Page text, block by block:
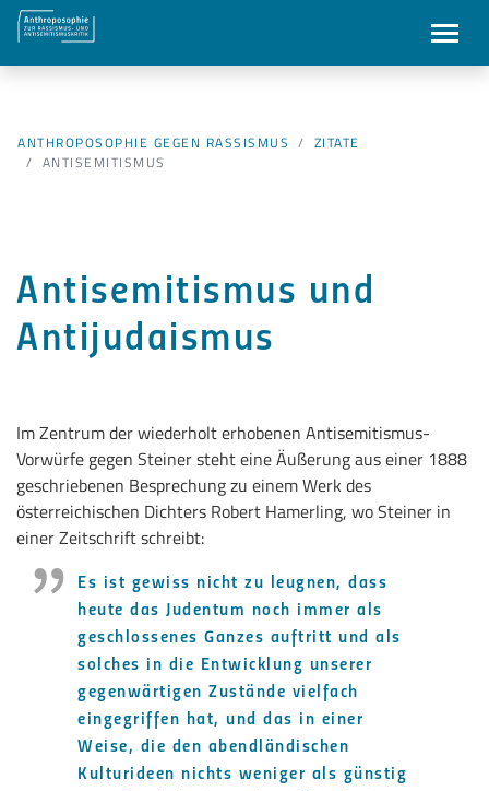
ANTHROPOSOPHIE GEGEN RASSISMUS
ZITATE
ANTISEMITISMUS
Antisemitismus und
Antijudaismus
Im Zentrum der wiederholt erhobenen Antisemitismus-
Vorwürfe gegen Steiner steht eine Äußerung aus einer 1888
geschriebenen Besprechung zu einem Werk des
österreichischen Dichters Robert Hamerling, wo Steiner in
einer Zeitschrift schreibt:
Es ist gewiss nicht zu leugnen, dass
heute das Judentum noch immer als
geschlossenes Ganzes auftritt und als
solches in die Entwicklung unserer
gegenwärtigen Zustände vielfach
eingegriffen hat, und das in einer
Weise, die den abendländischen
Kulturideen nichts weniger als günstig